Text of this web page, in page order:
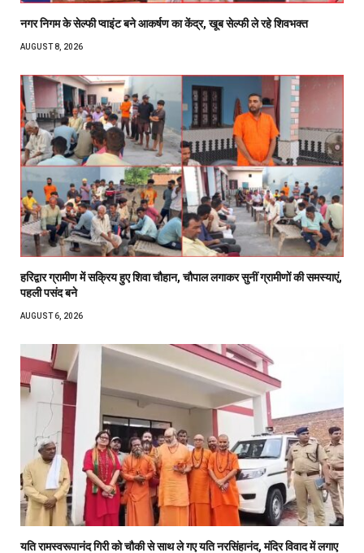
नगर निगम के सेल्फी प्वाइंट बने आकर्षण का केंद्र, खूब सेल्फी ले रहे शिवभक्त
AUGUST 8, 2026
हरिद्वार ग्रामीण में सक्रिय हुए शिवा चौहान, चौपाल लगाकर सुनीं ग्रामीणों की समस्याएं,
पहली पसंद बने
AUGUST 6, 2026
यति रामस्वरूपानंद गिरी को चौकी से साथ ले गए यति नरसिंहानंद, मंदिर विवाद में लगाए